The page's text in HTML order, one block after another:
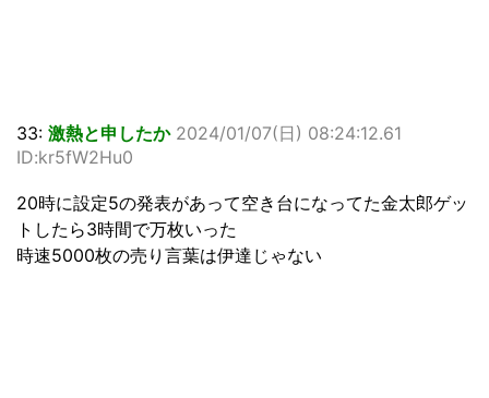
33: 激熱と申したか 2024/01/07(日) 08:24:12.61
ID:kr5fW2Hu0
20時に設定5の発表があって空き台になってた金太郎ゲッ
トしたら3時間で万枚いった
時速5000枚の売り言葉は伊達じゃない